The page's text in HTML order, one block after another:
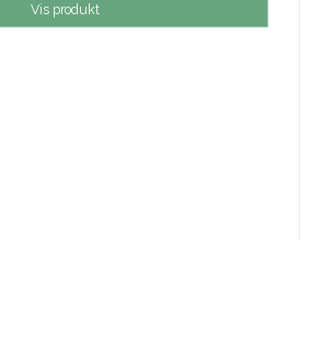
Vis produkt